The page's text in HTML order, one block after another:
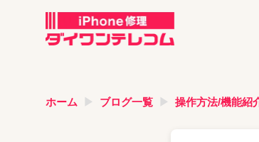
ホーム ブログ一覧 操作方法/機能紹